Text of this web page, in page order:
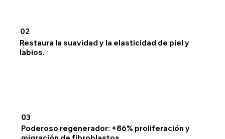
02
Restaura la suavidad y la elasticidad de piel y
labios.
03
Poderoso regenerador: +86% proliferación y